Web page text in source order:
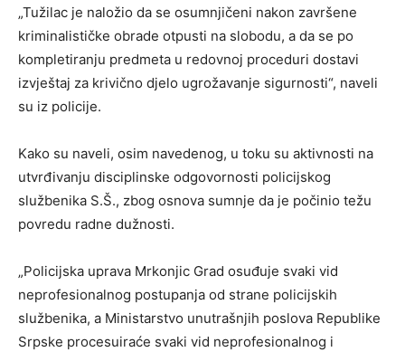
„Tužilac je naložio da se osumnjičeni nakon završene
kriminalističke obrade otpusti na slobodu, a da se po
kompletiranju predmeta u redovnoj proceduri dostavi
izvještaj za krivično djelo ugrožavanje sigurnosti“, naveli
su iz policije.
Kako su naveli, osim navedenog, u toku su aktivnosti na
utvrđivanju disciplinske odgovornosti policijskog
službenika S.Š., zbog osnova sumnje da je počinio težu
povredu radne dužnosti.
„Policijska uprava Mrkonjic Grad osuđuje svaki vid
neprofesionalnog postupanja od strane policijskih
službenika, a Ministarstvo unutrašnjih poslova Republike
Srpske procesuiraće svaki vid neprofesionalnog i